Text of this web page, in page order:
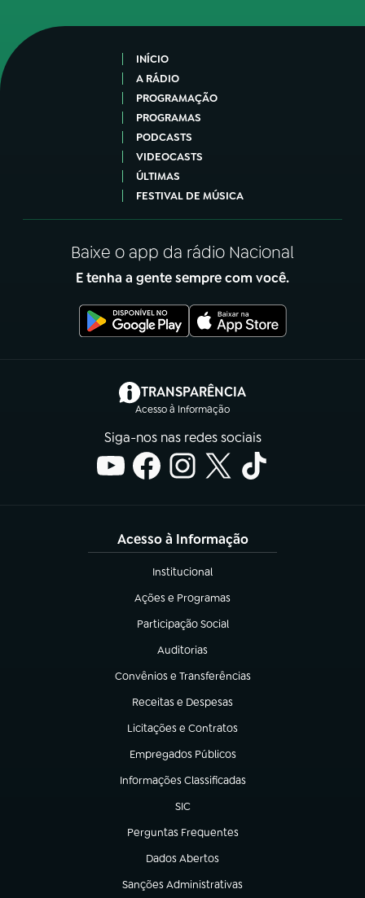
INÍCIO
A RÁDIO
PROGRAMAÇÃO
PROGRAMAS
PODCASTS
VIDEOCASTS
ÚLTIMAS
FESTIVAL DE MÚSICA
Baixe o app da rádio Nacional
E tenha a gente sempre com você.
TRANSPARÊNCIA
Acesso à Informação
(abre em nova aba)
Siga-nos nas redes sociais
Acesso à Informação
Institucional
(abre em nova aba)
Ações e Programas
(abre em nova aba)
Participação Social
(abre em nova aba)
Auditorias
(abre em nova aba)
Convênios e Transferências
(abre em nova aba)
Receitas e Despesas
(abre em nova aba)
Licitações e Contratos
(abre em nova aba)
Empregados Públicos
(abre em nova aba)
Informações Classificadas
(abre em nova aba)
SIC
(abre em nova aba)
Perguntas Frequentes
(abre em nova aba)
Dados Abertos
(abre em nova aba)
Sanções Administrativas
(abre em nova aba)